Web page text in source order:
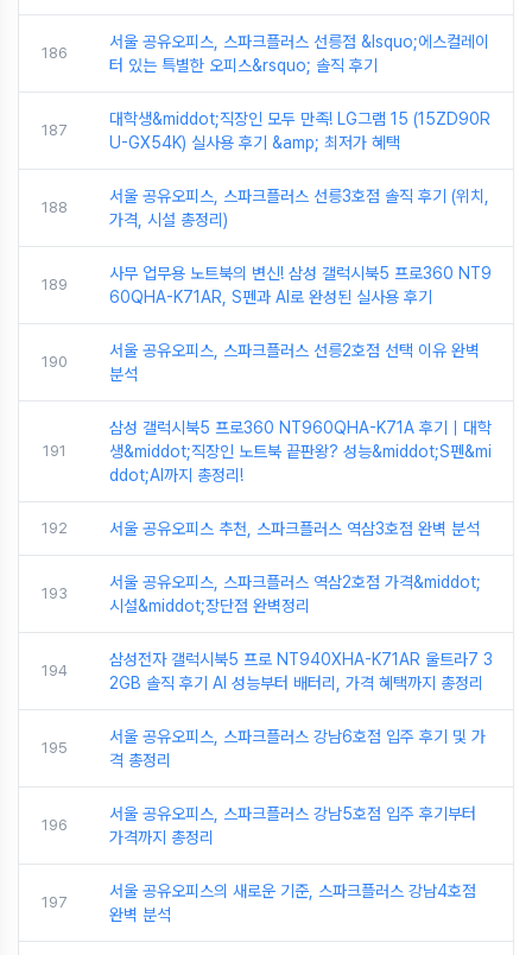
186
서울 공유오피스, 스파크플러스 선릉점 &lsquo;에스컬레이
터 있는 특별한 오피스&rsquo; 솔직 후기
187
대학생&middot;직장인 모두 만족! LG그램 15 (15ZD90R
U-GX54K) 실사용 후기 &amp; 최저가 혜택
188
서울 공유오피스, 스파크플러스 선릉3호점 솔직 후기 (위치,
가격, 시설 총정리)
189
사무 업무용 노트북의 변신! 삼성 갤럭시북5 프로360 NT9
60QHA-K71AR, S펜과 AI로 완성된 실사용 후기
190
서울 공유오피스, 스파크플러스 선릉2호점 선택 이유 완벽
분석
191
삼성 갤럭시북5 프로360 NT960QHA-K71A 후기｜대학
생&middot;직장인 노트북 끝판왕? 성능&middot;S펜&mi
ddot;AI까지 총정리!
192 서울 공유오피스 추천, 스파크플러스 역삼3호점 완벽 분석
193
서울 공유오피스, 스파크플러스 역삼2호점 가격&middot;
시설&middot;장단점 완벽정리
194
삼성전자 갤럭시북5 프로 NT940XHA-K71AR 울트라7 3
2GB 솔직 후기 AI 성능부터 배터리, 가격 혜택까지 총정리
195
서울 공유오피스, 스파크플러스 강남6호점 입주 후기 및 가
격 총정리
196
서울 공유오피스, 스파크플러스 강남5호점 입주 후기부터
가격까지 총정리
197
서울 공유오피스의 새로운 기준, 스파크플러스 강남4호점
완벽 분석